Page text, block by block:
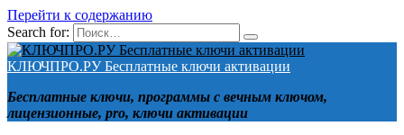
Перейти к содержанию
Search for:
КЛЮЧПРО.РУ Бесплатные ключи активации
Бесплатные ключи, программы с вечным ключом,
лицензионные, pro, ключи активации